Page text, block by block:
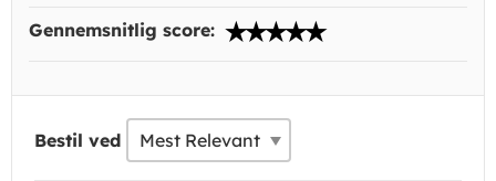
Gennemsnitlig score:
Bestil ved